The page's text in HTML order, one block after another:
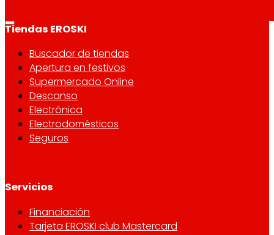
Tiendas EROSKI
Buscador de tiendas
Apertura en festivos
Supermercado Online
Descanso
Electrónica
Electrodomésticos
Seguros
Servicios
Financiación
Tarjeta EROSKI club Mastercard